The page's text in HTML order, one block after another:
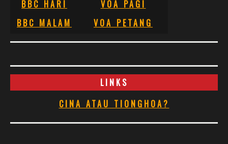
BBC HARI
VOA PAGI
BBC MALAM
VOA PETANG
LINKS
CINA ATAU TIONGHOA?